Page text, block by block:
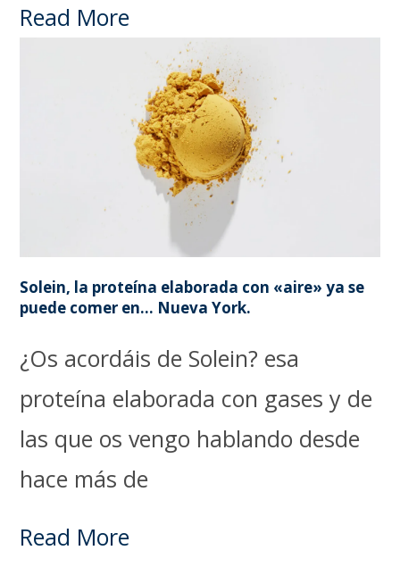
Read More
Solein, la proteína elaborada con «aire» ya se
puede comer en… Nueva York.
¿Os acordáis de Solein? esa
proteína elaborada con gases y de
las que os vengo hablando desde
hace más de
Read More